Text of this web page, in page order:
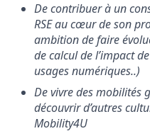
De contribuer à un
RSE au cœur de son
ambition de faire
de calcul de l’impact
usages numériques..)
De vivre des mobilités
découvrir d’autres
Mobility4U